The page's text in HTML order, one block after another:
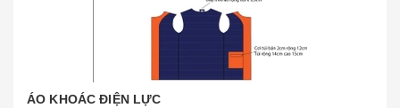
ÁO KHOÁC ĐIỆN LỰC